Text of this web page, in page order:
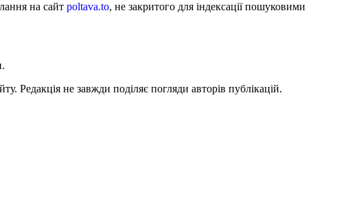
на сайт poltava.to, не закритого для індексації пошуковими
Редакція не завжди поділяє погляди авторів публікацій.